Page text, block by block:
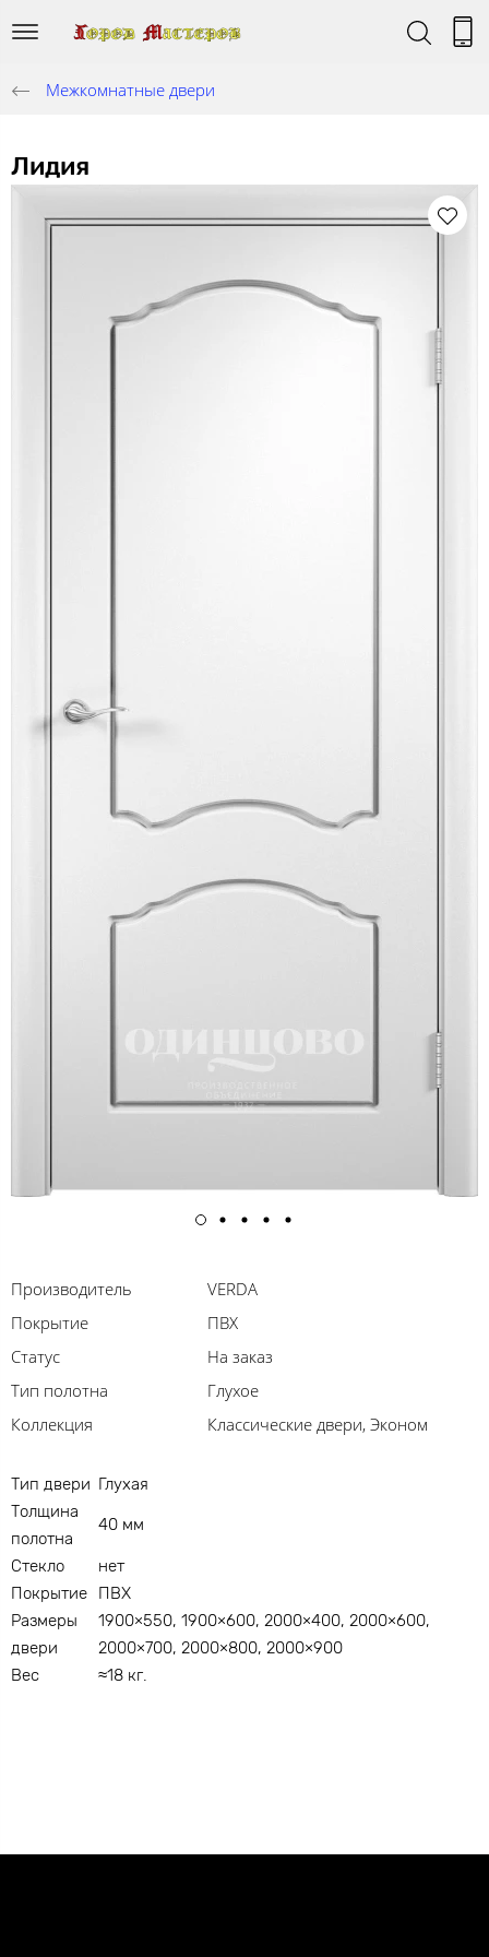
Межкомнатные двери
Лидия
Производитель
VERDA
Покрытие
ПВХ
Статус
На заказ
Тип полотна
Глухое
Коллекция
Классические двери, Эконом
Тип двери Глухая
Толщина
полотна
40 мм
Стекло
нет
Покрытие
ПВХ
Размеры
двери
1900×550, 1900×600, 2000×400, 2000×600,
2000×700, 2000×800, 2000×900
Вес
≈18 кг.